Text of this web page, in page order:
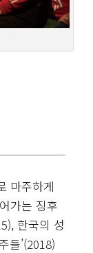
마주하게
가는 징후
한국의 성
들’(2018)